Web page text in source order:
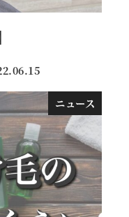
日
ニュース